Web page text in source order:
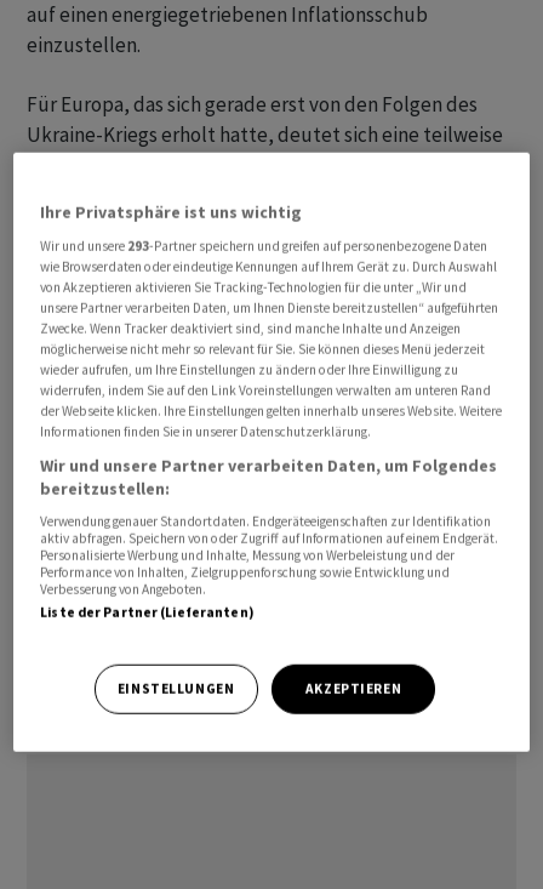
auf einen energiegetriebenen Inflationsschub
einzustellen.
Für Europa, das sich gerade erst von den Folgen des
Ukraine-Kriegs erholt hatte, deutet sich eine teilweise
wieder stärker zu Zinserhöhungen tendieren. In der
Wirtschaft belastet die Entwicklung bereits
energieintensive Branchen, darunter die deutschen
Chemieunternehmen. Zugleich wächst die Gefahr, dass
sich die Auswirkungen ausweiten, da sinkende
Realeinkommen die Nachfrage dämpfen.
Diese Lage stand im Mittelpunkt eines Treffens der EU-
Finanzminister am Freitag. Sie hatten in einer kurzfristig
angesetzten Videoschalte von IEA-Chef Fatih Birol über
die Auswirkungen des Kriegs informiert und berieten
über eine bessere Koordinierung von Hilfsmassnahmen.
«Es sind ganz klar zunächst die energieintensiven
Sektoren, die am stärksten getroffen werden», sagt
länger das anhält, desto stärker wird es alle Sektoren
und alle Inputpreise erfassen.»
Ihre Privatsphäre ist uns wichtig
Wir und unsere 293-Partner speichern und greifen auf personenbezogene Daten
wie Browserdaten oder eindeutige Kennungen auf Ihrem Gerät zu. Durch Auswahl
von Akzeptieren aktivieren Sie Tracking-Technologien für die unter „Wir und
unsere Partner verarbeiten Daten, um Ihnen Dienste bereitzustellen“ aufgeführten
Zwecke. Wenn Tracker deaktiviert sind, sind manche Inhalte und Anzeigen
möglicherweise nicht mehr so relevant für Sie. Sie können dieses Menü jederzeit
wieder aufrufen, um Ihre Einstellungen zu ändern oder Ihre Einwilligung zu
widerrufen, indem Sie auf den Link Voreinstellungen verwalten am unteren Rand
der Webseite klicken. Ihre Einstellungen gelten innerhalb unseres Website. Weitere
Informationen finden Sie in unserer Datenschutzerklärung.
Wir und unsere Partner verarbeiten Daten, um Folgendes
bereitzustellen:
Verwendung genauer Standortdaten. Endgeräteeigenschaften zur Identifikation
aktiv abfragen. Speichern von oder Zugriff auf Informationen auf einem Endgerät.
Personalisierte Werbung und Inhalte, Messung von Werbeleistung und der
Performance von Inhalten, Zielgruppenforschung sowie Entwicklung und
Verbesserung von Angeboten.
Liste der Partner (Lieferanten)
EINSTELLUNGEN AKZEPTIEREN